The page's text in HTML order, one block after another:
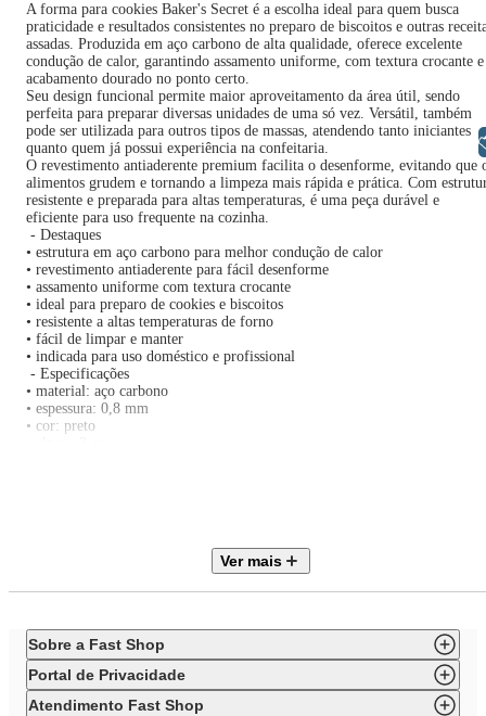
A forma para cookies Baker's Secret é a escolha ideal para quem busca
praticidade e resultados consistentes no preparo de biscoitos e outras
assadas. Produzida em aço carbono de alta qualidade, oferece excelente
condução de calor, garantindo assamento uniforme, com textura crocante e
acabamento dourado no ponto certo.
Seu design funcional permite maior aproveitamento da área útil, sendo
perfeita para preparar diversas unidades de uma só vez. Versátil, também
pode ser utilizada para outros tipos de massas, atendendo tanto iniciantes
quanto quem já possui experiência na confeitaria.
O revestimento antiaderente premium facilita o desenforme, evitando que
alimentos grudem e tornando a limpeza mais rápida e prática. Com
resistente e preparada para altas temperaturas, é uma peça durável e
eficiente para uso frequente na cozinha.
- Destaques
• estrutura em aço carbono para melhor condução de calor
• revestimento antiaderente para fácil desenforme
• assamento uniforme com textura crocante
• ideal para preparo de cookies e biscoitos
• resistente a altas temperaturas de forno
• fácil de limpar e manter
• indicada para uso doméstico e profissional
- Especificações
• material: aço carbono
• espessura: 0,8 mm
• cor: preto
• revestimento livre de PFOA, PTFE, BPA e cádmio
• ideal para preparo de cookies, biscoitos e outras massas
Ver mais
Sobre a Fast Shop
Portal de Privacidade
Atendimento Fast Shop
Libras